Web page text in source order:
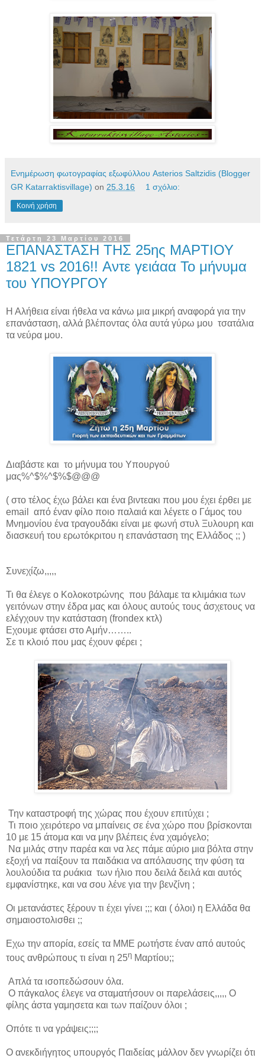
Ενημέρωση φωτογραφίας εξωφύλλου Asterios Saltzidis (Blogger
GR Katarraktisvillage) on 25.3.16 1 σχόλιο:
Κοινή χρήση
Τετάρτη 23 Μαρτίου 2016
ΕΠΑΝΑΣΤΑΣΗ ΤΗΣ 25ης ΜΑΡΤΙΟΥ
1821 vs 2016!! Αντε γειάαα Το μήνυμα
του ΥΠΟΥΡΓΟΥ
Η Αλήθεια είναι ήθελα να κάνω μια μικρή αναφορά για την
επανάσταση, αλλά βλέποντας όλα αυτά γύρω μου τσατάλια
τα νεύρα μου.
Διαβάστε και το μήνυμα του Υπουργού
μας%^$%^$%$@@@
( στο τέλος έχω βάλει και ένα βιντεακι που μου έχει έρθει με
email από έναν φίλο ποιο παλαιά και λέγετε ο Γάμος του
Μνημονίου ένα τραγουδάκι είναι με φωνή στυλ Ξυλουρη και
διασκευή του ερωτόκριτου η επανάσταση της Ελλάδος ;; )
Συνεχίζω,,,,,
Τι θα έλεγε ο Κολοκοτρώνης που βάλαμε τα κλιμάκια των
γειτόνων στην έδρα μας και όλους αυτούς τους άσχετους να
ελέγχουν την κατάσταση (frondex κτλ)
Εχουμε φτάσει στο Αμήν……..
Σε τι κλοιό που μας έχουν φέρει ;
Την καταστροφή της χώρας που έχουν επιτύχει ;
Τι ποιο χειρότερο να μπαίνεις σε ένα χώρο που βρίσκονται
10 με 15 άτομα και να μην βλέπεις ένα χαμόγελο;
Να μιλάς στην παρέα και να λες πάμε αύριο μια βόλτα στην
εξοχή να παίξουν τα παιδάκια να απόλαυσης την φύση τα
λουλούδια τα ρυάκια των ήλιο που δειλά δειλά και αυτός
εμφανίστηκε, και να σου λένε για την βενζίνη ;
Οι μετανάστες ξέρουν τι έχει γίνει ;;; και ( όλοι) η Ελλάδα θα
σημαιοστολισθει ;;
Εχω την απορία, εσείς τα ΜΜΕ ρωτήστε έναν από αυτούς
τους ανθρώπους τι είναι η 25η Μαρτίου;;
Απλά τα ισοπεδώσουν όλα.
Ο πάγκαλος έλεγε να σταματήσουν οι παρελάσεις,,,,, Ο
φίλης άστα γαμησετα και των παίζουν όλοι ;
Οπότε τι να γράψεις;;;;
Ο ανεκδιήγητος υπουργός Παιδείας μάλλον δεν γνωρίζει ότι